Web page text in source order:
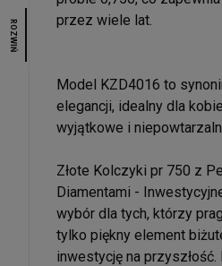
ROZWIŃ
przez wiele lat.
Model KZD4016 to
elegancji, idealny dla
wyjątkowe i
Złote Kolczyki pr 750 z
Diamentami -
wybór dla tych, którzy
tylko piękny element
inwestycję na przyszłość.